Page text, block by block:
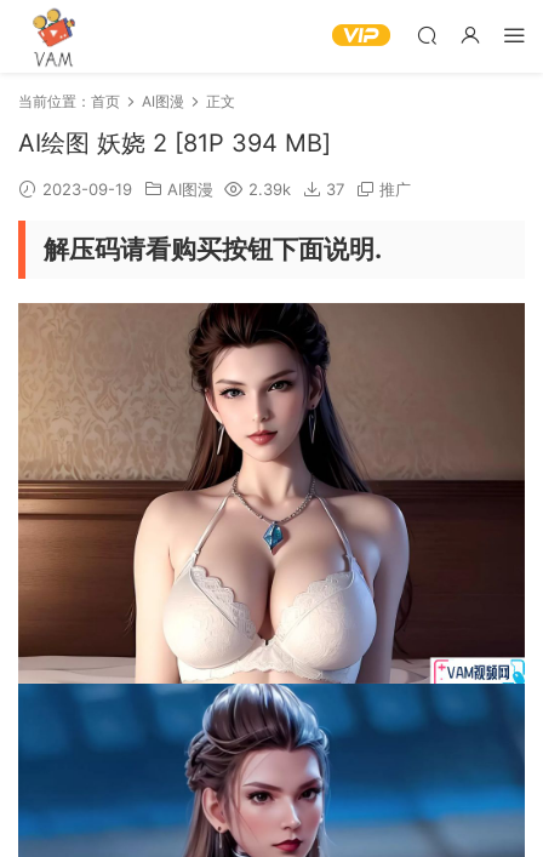
当前位置： 首页 AI图漫 正文
AI绘图 妖娆 2 [81P 394 MB]
2023-09-19 AI图漫 2.39k 37 推广
解压码请看购买按钮下面说明.